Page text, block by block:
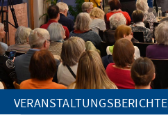
VERANSTALTUNGSBERICHTE